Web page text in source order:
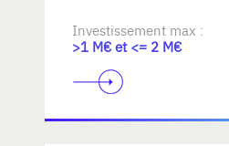
Investissement max :
>1 M€ et <= 2 M€